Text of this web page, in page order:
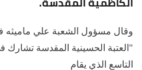
وقال مسؤول الشعبة علي ماميثه
"العتبة الحسينية المقدسة
التاسع الذي يقام